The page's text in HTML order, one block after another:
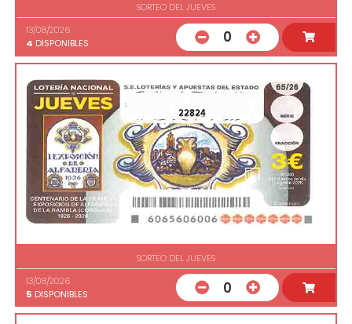
SORTEO DEL JUEVES
13/08/2026
4 DISPONIBLES 0
22824
SORTEO DEL JUEVES
13/08/2026
5 DISPONIBLES 0